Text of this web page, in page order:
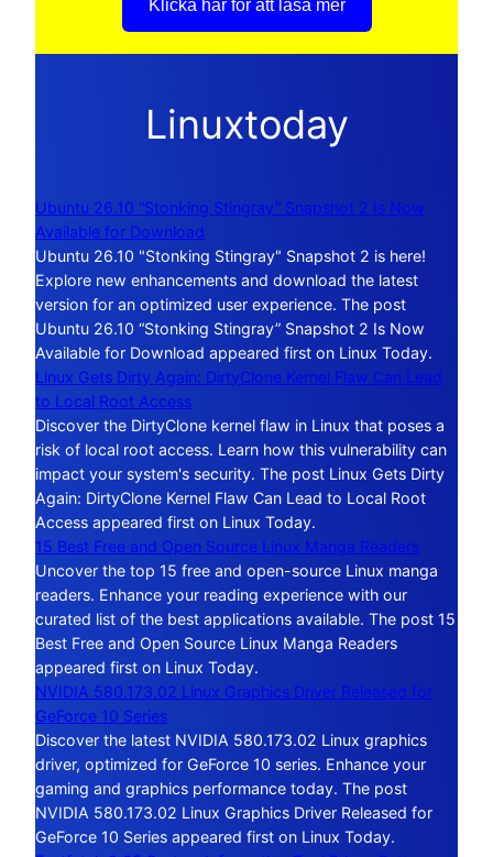
Klicka här för att läsa mer
Linuxtoday
Ubuntu 26.10 “Stonking Stingray” Snapshot 2 Is Now
Available for Download
Ubuntu 26.10 "Stonking Stingray" Snapshot 2 is here!
Explore new enhancements and download the latest
version for an optimized user experience. The post
Ubuntu 26.10 “Stonking Stingray” Snapshot 2 Is Now
Available for Download appeared first on Linux Today.
Linux Gets Dirty Again: DirtyClone Kernel Flaw Can Lead
to Local Root Access
Discover the DirtyClone kernel flaw in Linux that poses a
risk of local root access. Learn how this vulnerability can
impact your system's security. The post Linux Gets Dirty
Again: DirtyClone Kernel Flaw Can Lead to Local Root
Access appeared first on Linux Today.
15 Best Free and Open Source Linux Manga Readers
Uncover the top 15 free and open-source Linux manga
readers. Enhance your reading experience with our
curated list of the best applications available. The post 15
Best Free and Open Source Linux Manga Readers
appeared first on Linux Today.
NVIDIA 580.173.02 Linux Graphics Driver Released for
GeForce 10 Series
Discover the latest NVIDIA 580.173.02 Linux graphics
driver, optimized for GeForce 10 series. Enhance your
gaming and graphics performance today. The post
NVIDIA 580.173.02 Linux Graphics Driver Released for
GeForce 10 Series appeared first on Linux Today.